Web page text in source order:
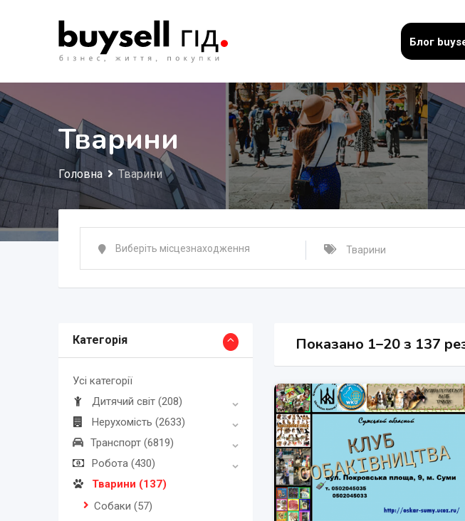
Блог
Тварини
Головна Тварини
Категорія
Усі категорії
Дитячий світ (208)
Нерухомість (2633)
Транспорт (6819)
Робота (430)
Тварини (137)
Собаки (57)
Показано 1–20 з 137